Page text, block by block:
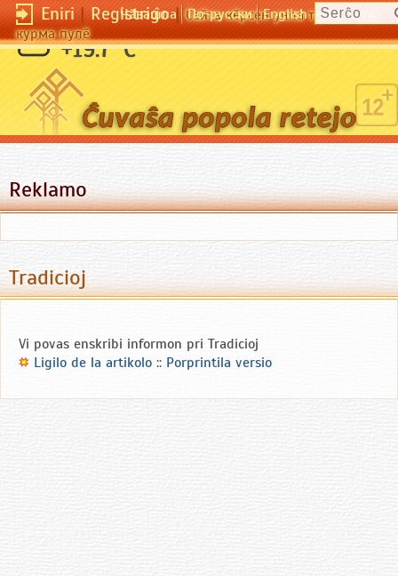
Eniri|Registriĝo|Сайта кӗрсен унпа туллин усӑ
курма пулӗ
Чӑвашла По-русски English
+19.7 °C
Reklamo
Tradicioj
Vi povas enskribi informon pri Tradicioj
Ligilo de la artikolo :: Porprintila versio